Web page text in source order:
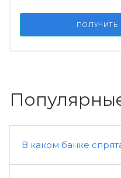
В каком банке